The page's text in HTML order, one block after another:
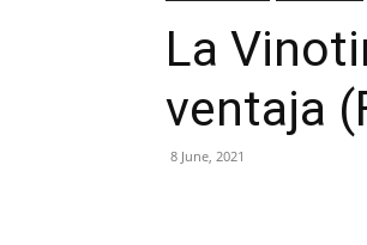
La
ventaja
8 June, 2021